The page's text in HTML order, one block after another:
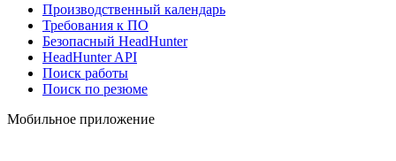
Производственный календарь
Требования к ПО
Безопасный HeadHunter
HeadHunter API
Поиск работы
Поиск по резюме
Мобильное приложение